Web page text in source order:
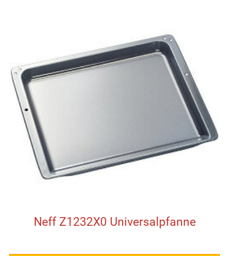
Neff Z1232X0 Universalpfanne